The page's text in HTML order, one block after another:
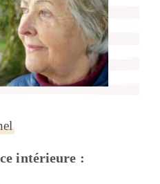
intérieure :